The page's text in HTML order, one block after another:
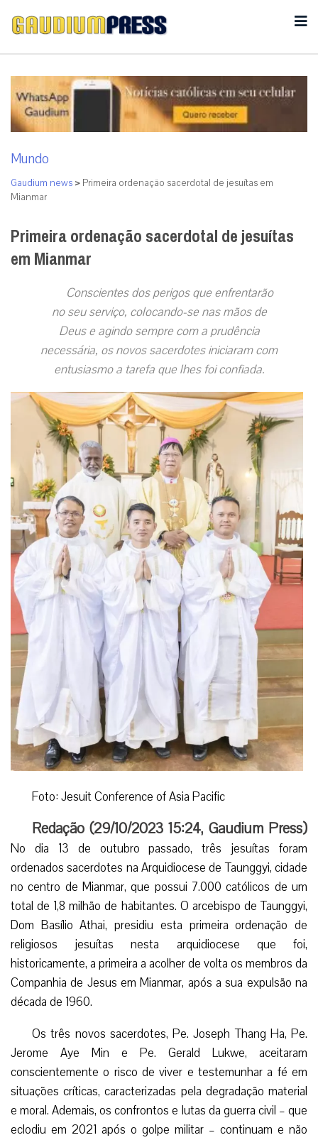
Mundo
Gaudium news > Primeira ordenação sacerdotal de jesuítas em
Mianmar
Primeira ordenação sacerdotal de jesuítas
em Mianmar
Conscientes dos perigos que enfrentarão
no seu serviço, colocando-se nas mãos de
Deus e agindo sempre com a prudência
necessária, os novos sacerdotes iniciaram com
entusiasmo a tarefa que lhes foi confiada.
Foto: Jesuit Conference of Asia Pacific
Redação (29/10/2023 15:24, Gaudium Press)
No dia 13 de outubro passado, três jesuítas foram
ordenados sacerdotes na Arquidiocese de Taunggyi, cidade
no centro de Mianmar, que possui 7.000 católicos de um
total de 1,8 milhão de habitantes. O arcebispo de Taunggyi,
Dom Basílio Athai, presidiu esta primeira ordenação de
religiosos jesuítas nesta arquidiocese que foi,
historicamente, a primeira a acolher de volta os membros da
Companhia de Jesus em Mianmar, após a sua expulsão na
década de 1960.
Os três novos sacerdotes, Pe. Joseph Thang Ha, Pe.
Jerome Aye Min e Pe. Gerald Lukwe, aceitaram
conscientemente o risco de viver e testemunhar a fé em
situações críticas, caracterizadas pela degradação material
e moral. Ademais, os confrontos e lutas da guerra civil – que
eclodiu em 2021 após o golpe militar – continuam e não